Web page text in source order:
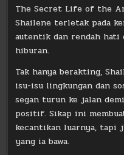
The Secret Life of the
Shailene terletak pada
autentik dan rendah
hiburan.
Tak hanya berakting,
isu-isu lingkungan dan
segan turun ke jalan
positif. Sikap ini
kecantikan luarnya, tapi
yang ia bawa.